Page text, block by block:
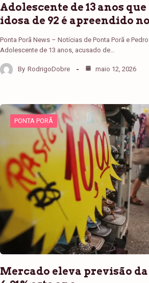
Adolescente de 13 anos
idosa de 92 é apreendido
Ponta Porã News – Notícias de Ponta Porã e
Adolescente de 13 anos, acusado de…
By RodrigoDobre maio 12, 2026
PONTA PORÃ
Mercado eleva previsão